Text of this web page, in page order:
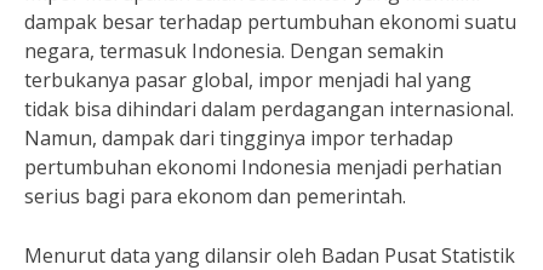
dampak besar terhadap pertumbuhan ekonomi suatu
negara, termasuk Indonesia. Dengan semakin
terbukanya pasar global, impor menjadi hal yang
tidak bisa dihindari dalam perdagangan internasional.
Namun, dampak dari tingginya impor terhadap
pertumbuhan ekonomi Indonesia menjadi perhatian
serius bagi para ekonom dan pemerintah.
Menurut data yang dilansir oleh Badan Pusat Statistik